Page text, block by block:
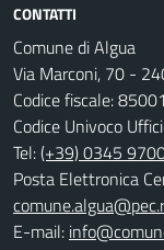
CONTATTI
Comune di Algua
Via Marconi, 70 -
Codice fiscale:
Codice Univoco
Tel:(+39) 0345
Posta Elettronica
E-mail: